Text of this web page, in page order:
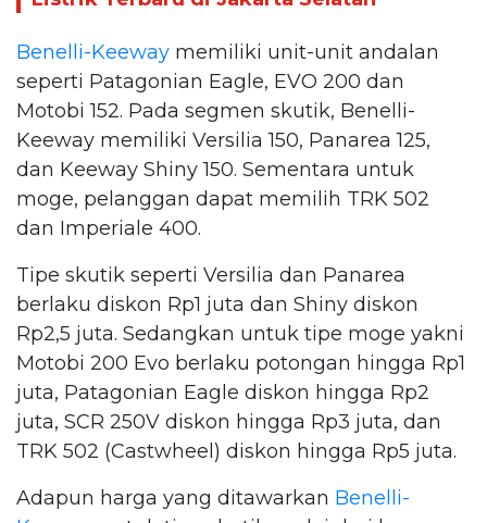
Benelli-Keeway memiliki unit-unit andalan
seperti Patagonian Eagle, EVO 200 dan
Motobi 152. Pada segmen skutik, Benelli-
Keeway memiliki Versilia 150, Panarea 125,
dan Keeway Shiny 150. Sementara untuk
moge, pelanggan dapat memilih TRK 502
dan Imperiale 400.
Tipe skutik seperti Versilia dan Panarea
berlaku diskon Rp1 juta dan Shiny diskon
Rp2,5 juta. Sedangkan untuk tipe moge yakni
Motobi 200 Evo berlaku potongan hingga Rp1
juta, Patagonian Eagle diskon hingga Rp2
juta, SCR 250V diskon hingga Rp3 juta, dan
TRK 502 (Castwheel) diskon hingga Rp5 juta.
Adapun harga yang ditawarkan Benelli-